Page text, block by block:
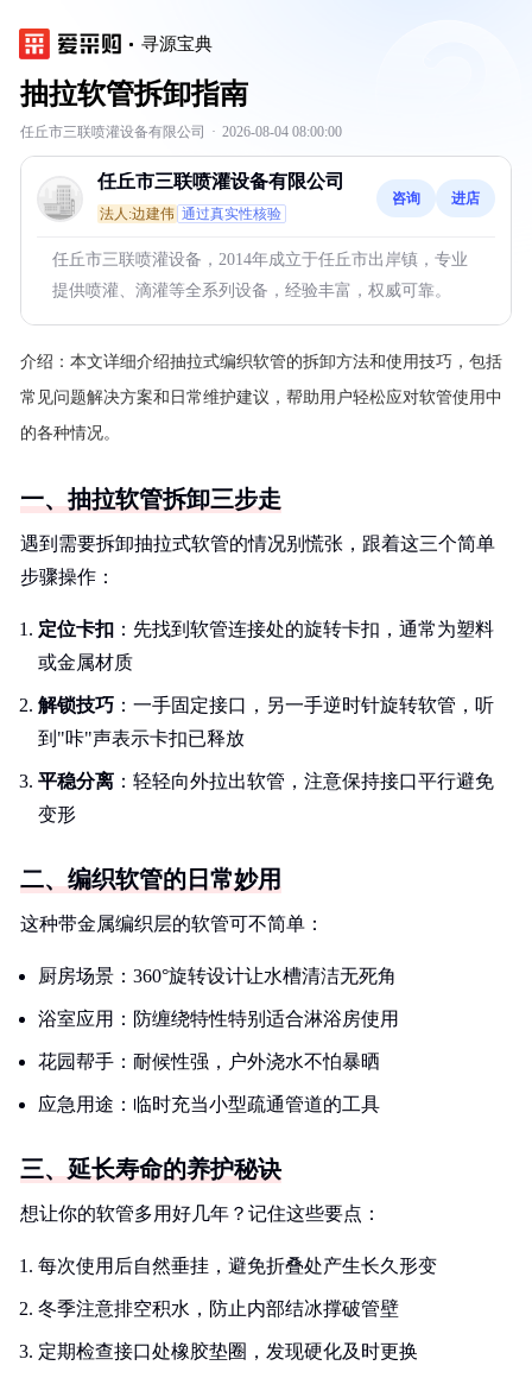
寻源宝典
抽拉软管拆卸指南
任丘市三联喷灌设备有限公司 · 2026-08-04 08:00:00
任丘市三联喷灌设备有限公司
法人:边建伟 通过真实性核验
咨询 进店
任丘市三联喷灌设备，2014年成立于任丘市出岸镇，专业
提供喷灌、滴灌等全系列设备，经验丰富，权威可靠。
介绍： 本文详细介绍抽拉式编织软管的拆卸方法和使用技巧，包括
常见问题解决方案和日常维护建议，帮助用户轻松应对软管使用中
的各种情况。
一、抽拉软管拆卸三步走
遇到需要拆卸抽拉式软管的情况别慌张，跟着这三个简单
步骤操作：
定位卡扣 ：先找到软管连接处的旋转卡扣，通常为塑料
或金属材质
解锁技巧 ：一手固定接口，另一手逆时针旋转软管，听
到"咔"声表示卡扣已释放
平稳分离 ：轻轻向外拉出软管，注意保持接口平行避免
变形
二、编织软管的日常妙用
这种带金属编织层的软管可不简单：
厨房场景：360°旋转设计让水槽清洁无死角
浴室应用：防缠绕特性特别适合淋浴房使用
花园帮手：耐候性强，户外浇水不怕暴晒
应急用途：临时充当小型疏通管道的工具
三、延长寿命的养护秘诀
想让你的软管多用好几年？记住这些要点：
每次使用后自然垂挂，避免折叠处产生长久形变
冬季注意排空积水，防止内部结冰撑破管壁
定期检查接口处橡胶垫圈，发现硬化及时更换